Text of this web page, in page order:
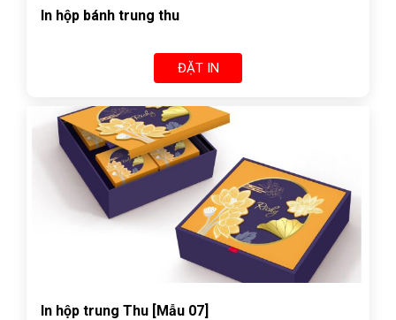
In hộp bánh trung thu
ĐẶT IN
In hộp trung Thu [Mẫu 07]